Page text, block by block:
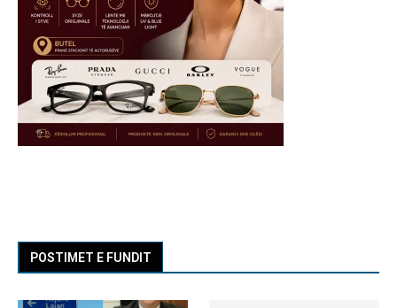
POSTIMET E FUNDIT